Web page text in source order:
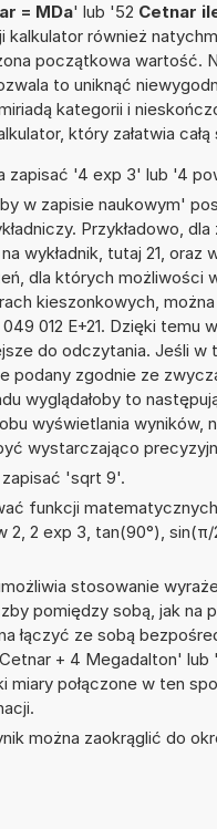
= MDa' lub '52 Cetnar
kalkulator również
początkowa wartość.
to uniknąć
kategorii i
który załatwia całą
zapisać '4 exp 3' lub '4
w zapisie naukowym'
Przykładowo,
wykładnik, tutaj 21, oraz
dla których możliwości
kieszonkowych,
012 E+21. Dzięki temu
do odczytania. Jeśli
podany zgodnie ze
wyglądałoby to
wyświetlania wyników,
wystarczająco
'sqrt 9'.
funkcji
2, 2 exp 3, tan(90°),
stosowanie
pomiędzy sobą, jak na
łączyć ze sobą
+ 4 Megadalton'
miary połączone w ten
można zaokrąglić do